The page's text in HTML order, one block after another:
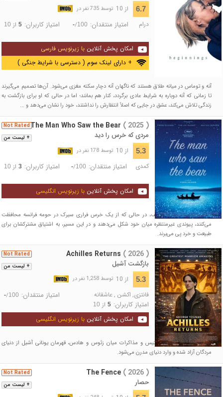
6.7 از 10 توسط 735 نفر در
درام امتیاز منتقدان: -/100 امتیاز کاربران: 5از 10
امکان پخش آنلاین با زیرنویس فارسی
+ دارای لینک سوم ( دسترسی با شرایط جنگی )
آنه و توماس در میانه طلاق هستند که ناگهان آنه دچار سکته مغزی می‌شود. آن‌ها تصمیم می‌گیرند
تا زمانی که آنه دوباره به شرایط عادی برگردد، کنار هم بمانند؛ اما در حالی که او برای بازگشت به
زندگی تلاش می‌کند، عشق در جایی که اصلاً انتظارش را نداشتند، خود را نشان می‌دهد و ...
+ لیست من
Not RatedThe Man Who Saw the Bear ( 2025 )
مردی که خرس را دید
5.3 از 10 توسط 178 نفر در
کمدی امتیاز منتقدان: -/100 امتیاز کاربران: 3از 10
امکان پخش آنلاین با زیرنویس انگلیسی
دو مرد از نسل‌های مختلف، در حالی که از یک خرس فراری سیرک در حومه فرانسه محافظت
می‌کنند، پیوندی غیرمنتظره میان خود شکل می‌دهند و در این مسیر، به اشتیاق مشترکشان برای
طبیعت و خرد پی می‌برند.
+ لیست من
Not Rated Achilles Returns ( 2026 )
بازگشت آشیل
5.3 از 10 توسط 1,258 نفر در
فانتزی, اکشن , عاشقانه امتیاز منتقدان: -/100
امتیاز کاربران: 5از 10
امکان پخش آنلاین با زیرنویس انگلیسی
پس از سال‌ها، با کمک تتیس و مذاکرات میان زئوس و هادس، قهرمان یونانی آشیل از دنیای
مردگان آزاد شده و وارد دنیای مدرن می‌شود.
+ لیست من
Not Rated The Fence ( 2026 )
حصار